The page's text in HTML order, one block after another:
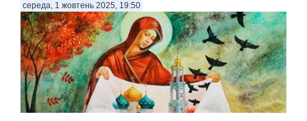
середа, 1 жовтень 2025, 19:50